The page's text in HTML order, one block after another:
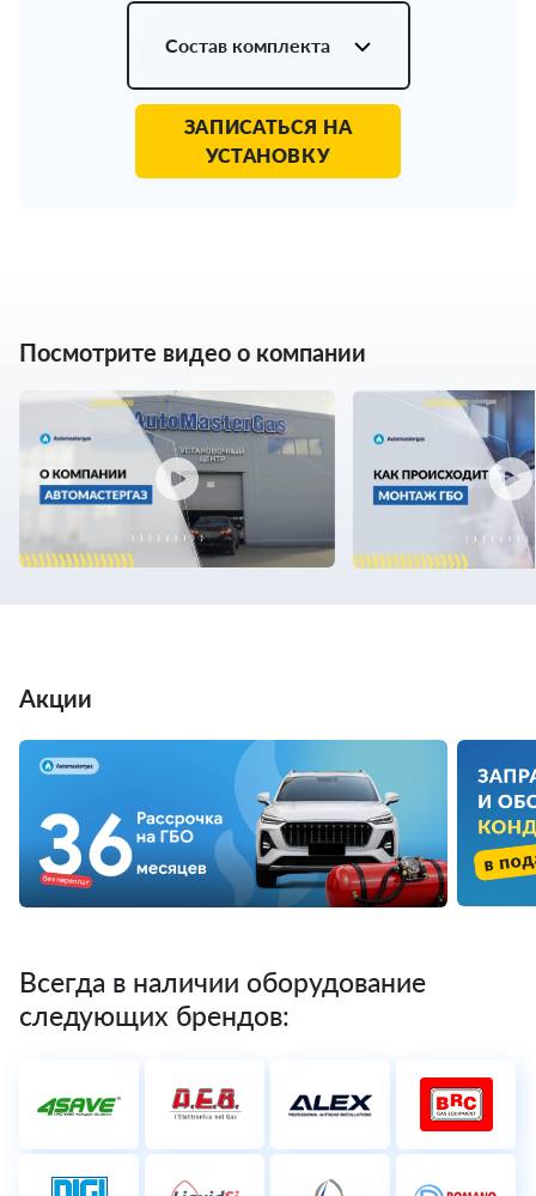
Состав комплекта
ЗАПИСАТЬСЯ НА
УСТАНОВКУ
Посмотрите видео о компании
Акции
Всегда в наличии оборудование
следующих брендов: